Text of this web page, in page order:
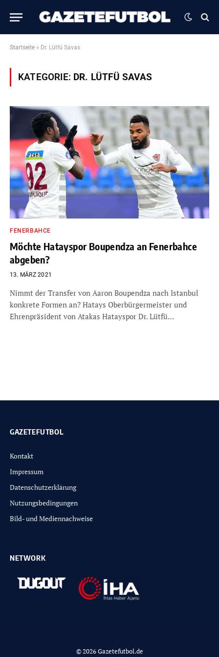
Startseite » Dr. Lütfü Savas
KATEGORIE: DR. LÜTFÜ SAVAS
FENERBAHCE
Möchte Hatayspor Boupendza an Fenerbahce
abgeben?
13. MÄRZ 2021
Nimmt der Transfer von Aaron Boupendza nach Istanbul
konkrete Formen an? Hatays Oberbürgermeister und
Ehrenpräsident von Atakas Hatayspor Dr. Lütfü…
GAZETEFUTBOL
Kontakt
Impressum
Datenschutzerklärung
Nutzungsbedingungen
Bild- und Mediennachweise
NETWORK
© 2026 Gazetefutbol.de